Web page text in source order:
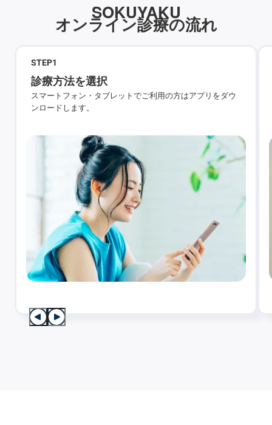
SOKUYAKU
オンライン診療の流れ
STEP1
診療方法を選択
スマートフォン・タブレットでご利用の方はアプリをダウ
ンロードします。